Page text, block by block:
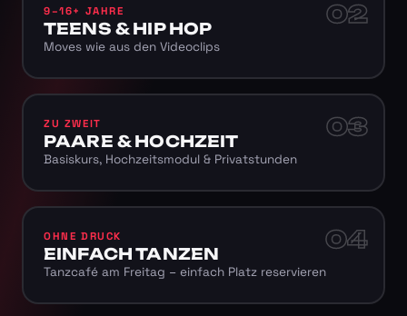
02
9–16+ JAHRE
TEENS & HIP HOP
Moves wie aus den Videoclips
03
ZU ZWEIT
PAARE & HOCHZEIT
Basiskurs, Hochzeitsmodul & Privatstunden
04
OHNE DRUCK
EINFACH TANZEN
Tanzcafé am Freitag – einfach Platz reservieren